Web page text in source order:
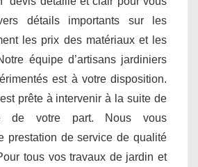
détails importants sur les
les prix des matériaux et les
équipe d’artisans jardiniers
est à votre disposition.
prête à intervenir à la suite de
de votre part. Nous vous
prestation de service de qualité
tous vos travaux de jardin et